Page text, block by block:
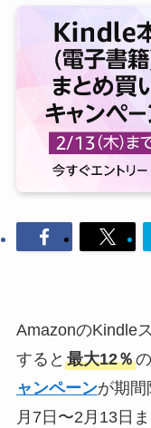
AmazonのKindle
すると 最大12％
ャンペーンが期間
月7日〜2月13日ま